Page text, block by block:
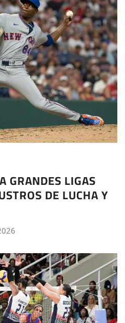
GRANDES LIGAS
DE LUCHA Y